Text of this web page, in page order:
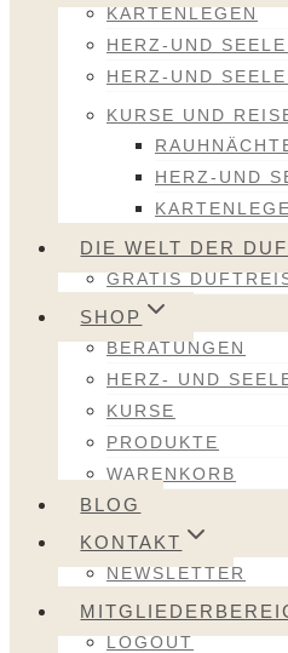
KARTENLEGEN
HERZ-UND
HERZ-UND
KURSE UND
HERZ-UND
DIE WELT DER
GRATIS
SHOP
BERATUNGEN
HERZ- UND
KURSE
PRODUKTE
WARENKORB
BLOG
KONTAKT
NEWSLETTER
LOGOUT